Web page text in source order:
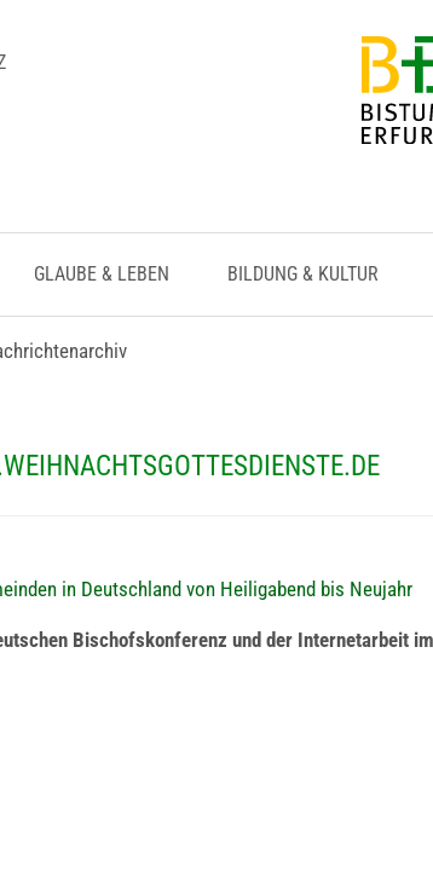
GLAUBE & LEBEN BILDUNG & KULTUR
in Deutschland von Heiligabend bis Neujahr
Bischofskonferenz und der Internetarbeit